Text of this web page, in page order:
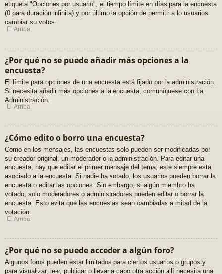
etiqueta "Opciones por usuario", el tiempo límite en días para la encuesta
(0 para duración infinita) y por último la opción de permitir a lo usuarios
cambiar su votos.
Arriba
¿Por qué no se puede añadir más opciones a la
encuesta?
El límite para opciones de una encuesta está fijado por la administración.
Si necesita añadir más opciones a la encuesta, comuníquese con La
Administración.
Arriba
¿Cómo edito o borro una encuesta?
Como en los mensajes, las encuestas solo pueden ser modificadas por
su creador original, un moderador o la administración. Para editar una
encuesta, hay que editar el primer mensaje del tema; este siempre esta
asociado a la encuesta. Si nadie ha votado, los usuarios pueden borrar la
encuesta o editar las opciones. Sin embargo, si algún miembro ha
votado, solo moderadores o administradores pueden editar o borrar la
encuesta. Esto evita que las encuestas sean cambiadas a mitad de la
votación.
Arriba
¿Por qué no se puede acceder a algún foro?
Algunos foros pueden estar limitados para ciertos usuarios o grupos y
para visualizar, leer, publicar o llevar a cabo otra acción allí necesita una